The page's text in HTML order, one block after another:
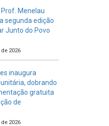
Menelau
segunda edição
Junto do Povo
2026
inaugura
dobrando
gratuita
de
2026